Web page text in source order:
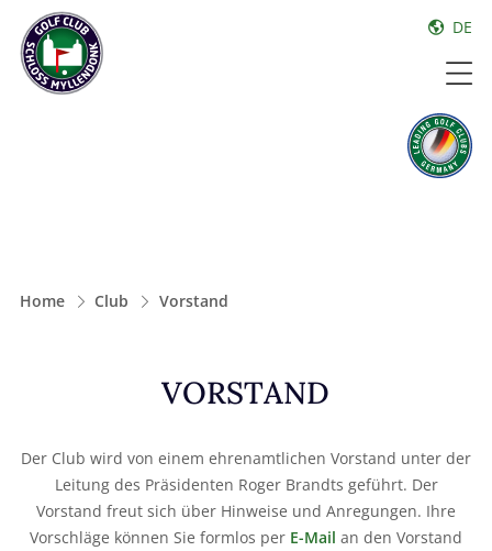
DE
Home Club Vorstand
VORSTAND
Der Club wird von einem ehrenamtlichen Vorstand unter der
Leitung des Präsidenten Roger Brandts geführt. Der
Vorstand freut sich über Hinweise und Anregungen. Ihre
Vorschläge können Sie formlos per E-Mail an den Vorstand